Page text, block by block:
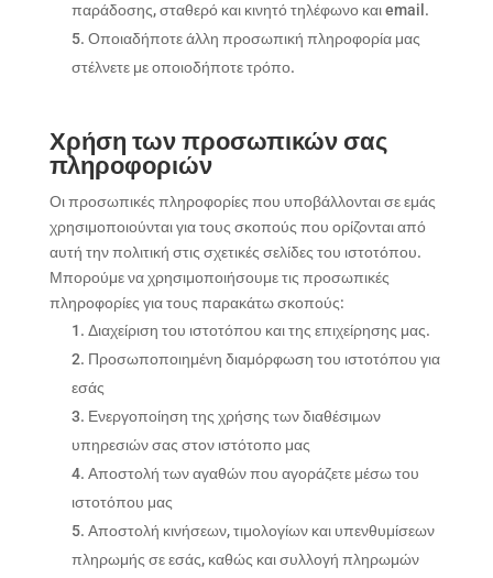
παράδοσης, σταθερό και κινητό τηλέφωνο και email.
Οποιαδήποτε άλλη προσωπική πληροφορία μας
στέλνετε με οποιοδήποτε τρόπο.
Χρήση των προσωπικών σας
πληροφοριών
Οι προσωπικές πληροφορίες που υποβάλλονται σε εμάς
χρησιμοποιούνται για τους σκοπούς που ορίζονται από
αυτή την πολιτική στις σχετικές σελίδες του ιστοτόπου.
Μπορούμε να χρησιμοποιήσουμε τις προσωπικές
πληροφορίες για τους παρακάτω σκοπούς:
Διαχείριση του ιστοτόπου και της επιχείρησης μας.
Προσωποποιημένη διαμόρφωση του ιστοτόπου για
εσάς
Ενεργοποίηση της χρήσης των διαθέσιμων
υπηρεσιών σας στον ιστότοπο μας
Αποστολή των αγαθών που αγοράζετε μέσω του
ιστοτόπου μας
Αποστολή κινήσεων, τιμολογίων και υπενθυμίσεων
πληρωμής σε εσάς, καθώς και συλλογή πληρωμών